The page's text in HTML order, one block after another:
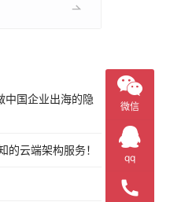
中国企业出海的隐
的云端架构服务！
微信
qq